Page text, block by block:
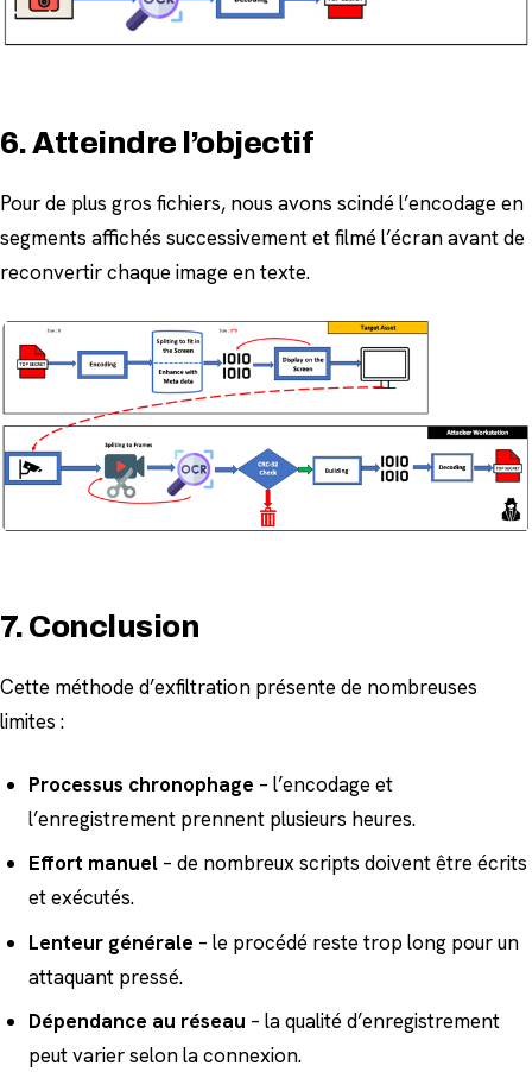
6. Atteindre l’objectif
Pour de plus gros fichiers, nous avons scindé l’encodage en
segments affichés successivement et filmé l’écran avant de
reconvertir chaque image en texte.
7. Conclusion
Cette méthode d’exfiltration présente de nombreuses
limites :
Processus chronophage – l’encodage et
l’enregistrement prennent plusieurs heures.
Effort manuel– de nombreux scripts doivent être écrits
et exécutés.
Lenteur générale – le procédé reste trop long pour un
attaquant pressé.
Dépendance au réseau – la qualité d’enregistrement
peut varier selon la connexion.